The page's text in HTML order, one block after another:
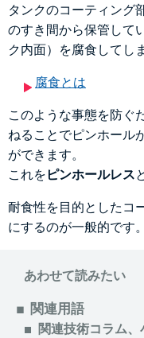
タンクのコーティング
のすき間から保管して
ク内面）を腐食してし
腐食とは
このような事態を防ぐ
ねることでピンホール
ができます。
これを ピンホールレス
耐食性を目的としたコ
にするのが一般的です。
あわせて読みたい
関連用語
関連技術コラム、